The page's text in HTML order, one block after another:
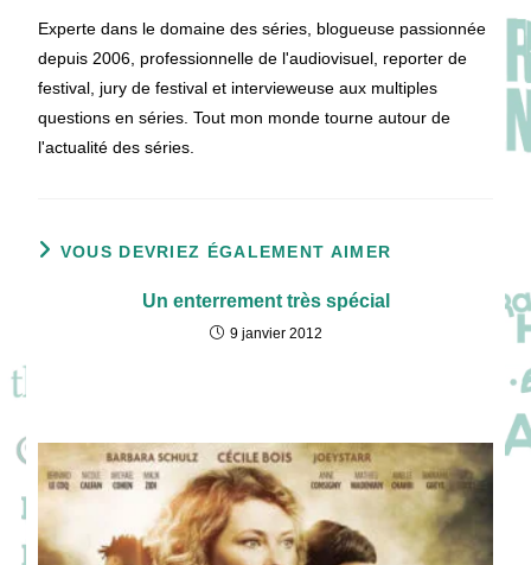
Experte dans le domaine des séries, blogueuse passionnée
depuis 2006, professionnelle de l'audiovisuel, reporter de
festival, jury de festival et intervieweuse aux multiples
questions en séries. Tout mon monde tourne autour de
l'actualité des séries.
VOUS DEVRIEZ ÉGALEMENT AIMER
Un enterrement très spécial
9 janvier 2012